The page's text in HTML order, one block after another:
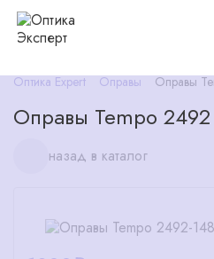
Оптика Expert Оправы Оправы
Оправы Tempo 2492
назад в каталог